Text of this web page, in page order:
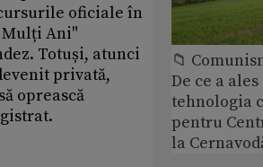
oficiale în
Mulți Ani"
Totuși, atunci
privată,
oprească
📁
De ce a
tehnologia
pentru
la